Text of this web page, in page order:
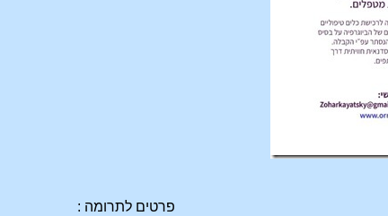
פרטים לתרומה :